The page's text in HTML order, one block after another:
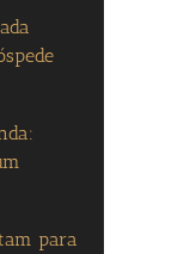
para